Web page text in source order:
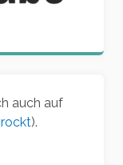
auch auf
).